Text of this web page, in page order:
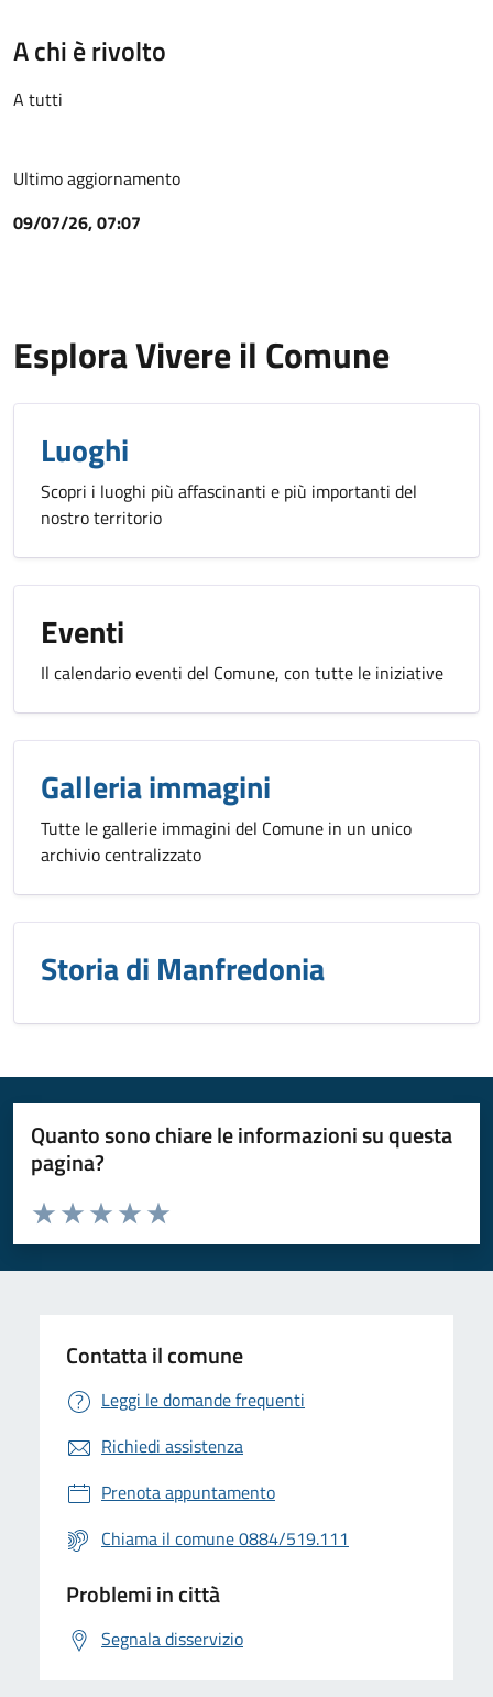
A chi è rivolto
A tutti
Ultimo aggiornamento
09/07/26, 07:07
Esplora Vivere il Comune
Luoghi
Scopri i luoghi più affascinanti e più importanti del
nostro territorio
Eventi
Il calendario eventi del Comune, con tutte le iniziative
Galleria immagini
Tutte le gallerie immagini del Comune in un unico
archivio centralizzato
Storia di Manfredonia
Quanto sono chiare le informazioni su questa
pagina?
Valuta da 1 a 5 stelle la pagina
Valuta 5 stelle su 5
Valuta 4 stelle su 5
Valuta 3 stelle su 5
Valuta 2 stelle su 5
Valuta 1 stelle su 5
Contatta il comune
Leggi le domande frequenti
Richiedi assistenza
Prenota appuntamento
Chiama il comune 0884/519.111
Problemi in città
Segnala disservizio